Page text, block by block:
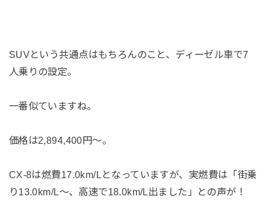
SUVという共通点はもちろんのこと、ディーゼル車で7
人乗りの設定。
一番似ていますね。
価格は2,894,400円〜。
CX-8は燃費17.0km/Lとなっていますが、実燃費は「街乗
り13.0km/L〜、高速で18.0km/L出ました」との声が！